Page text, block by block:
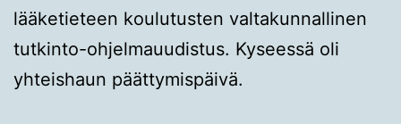
lääketieteen koulutusten valtakunnallinen
tutkinto-ohjelmauudistus. Kyseessä oli
yhteishaun päättymispäivä.